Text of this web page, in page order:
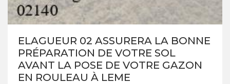
ELAGUEUR 02 ASSURERA LA BONNE
PRÉPARATION DE VOTRE SOL
AVANT LA POSE DE VOTRE GAZON
EN ROULEAU À LEME